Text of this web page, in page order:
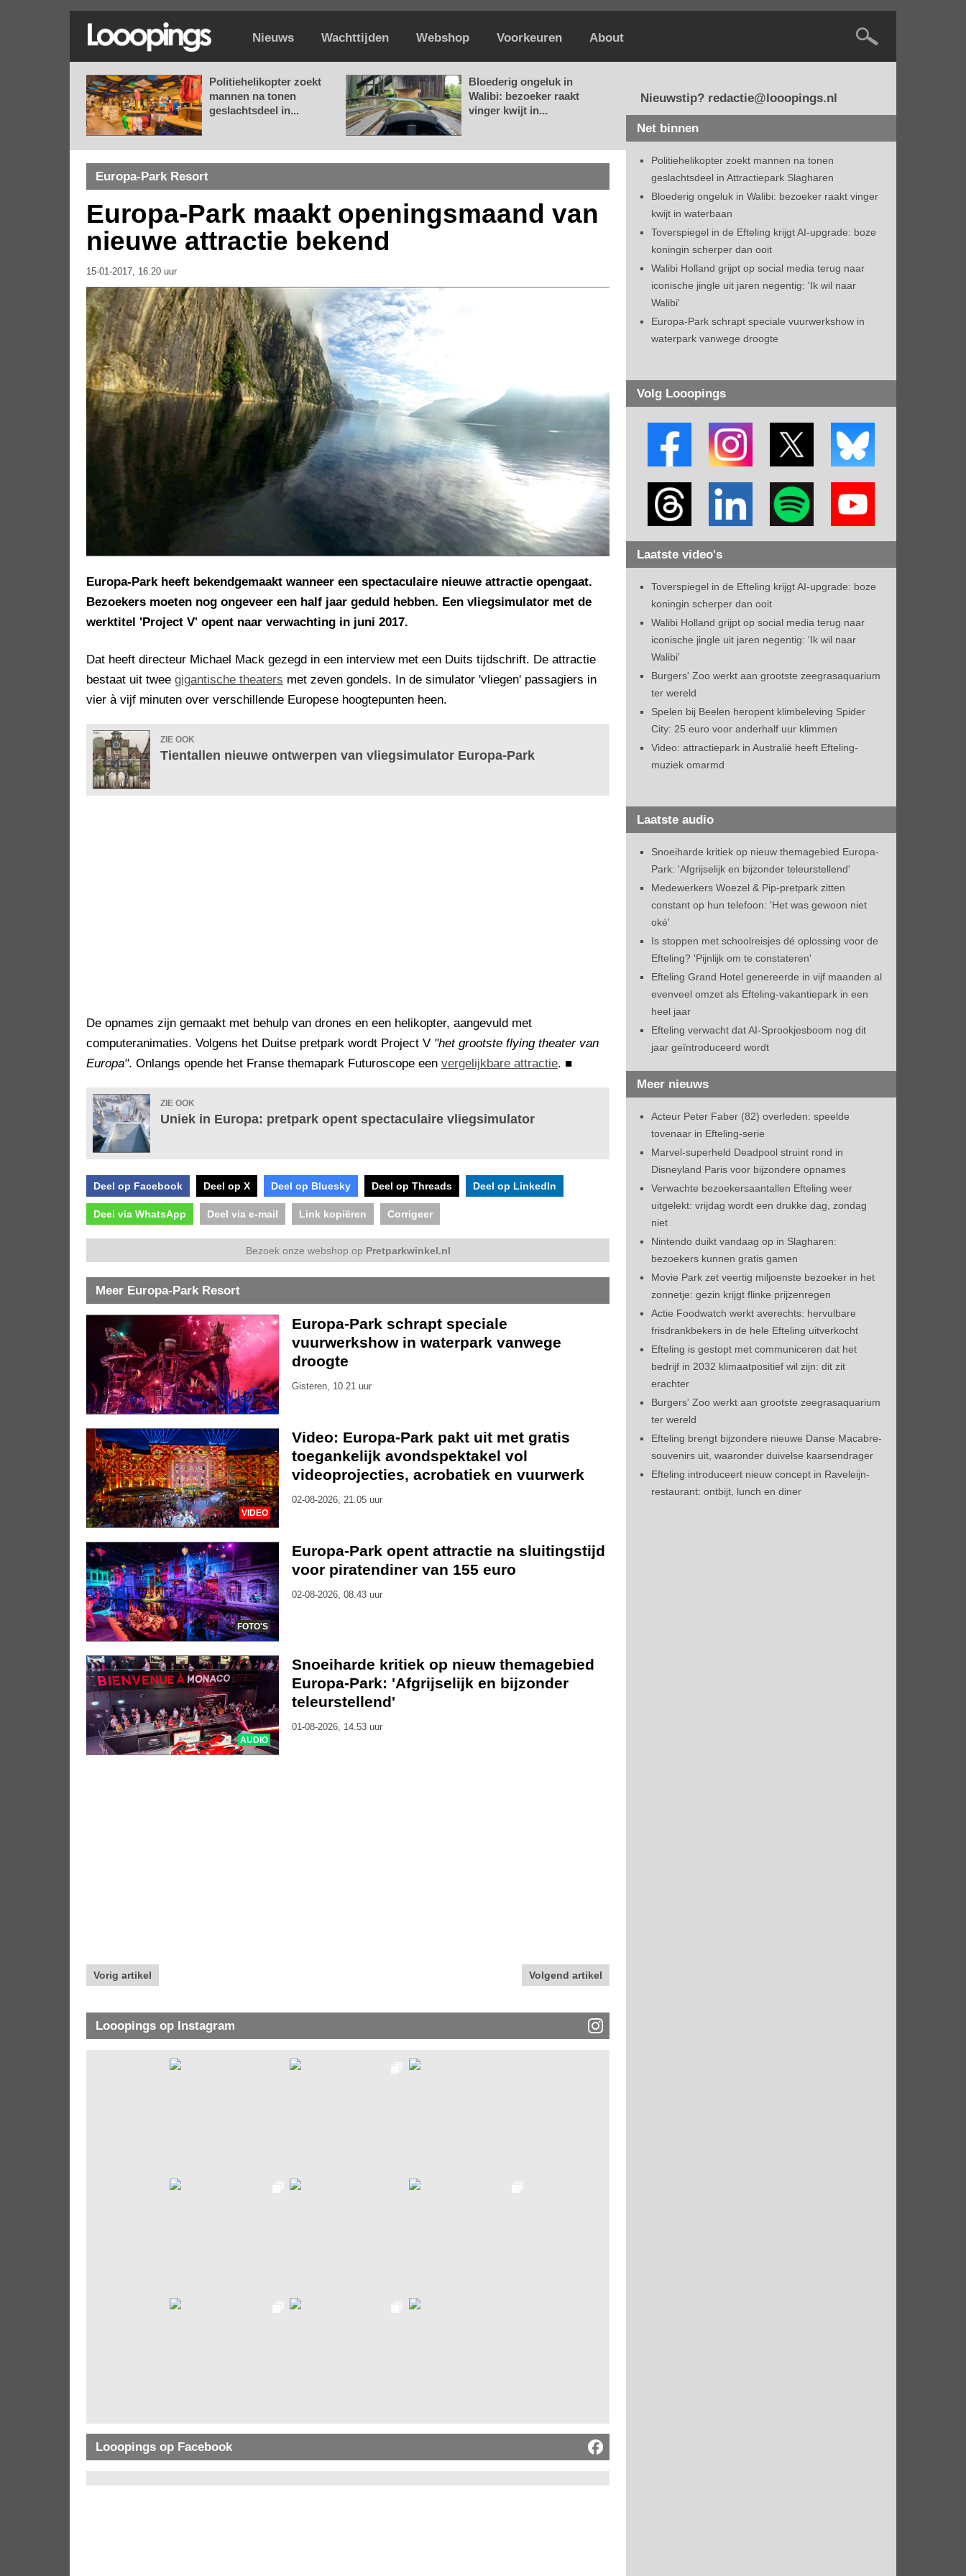
Nieuws Wachttijden Webshop Voorkeuren About
Politiehelikopter zoekt
mannen na tonen
geslachtsdeel in...
Bloederig ongeluk in
Walibi: bezoeker raakt
vinger kwijt in...
Europa-Park Resort
Europa-Park maakt openingsmaand van
nieuwe attractie bekend
15-01-2017, 16.20 uur
Europa-Park heeft bekendgemaakt wanneer een spectaculaire nieuwe attractie opengaat.
Bezoekers moeten nog ongeveer een half jaar geduld hebben. Een vliegsimulator met de
werktitel 'Project V' opent naar verwachting in juni 2017.
Dat heeft directeur Michael Mack gezegd in een interview met een Duits tijdschrift. De attractie
bestaat uit twee gigantische theaters met zeven gondels. In de simulator 'vliegen' passagiers in
vier à vijf minuten over verschillende Europese hoogtepunten heen.
ZIE OOK
Tientallen nieuwe ontwerpen van vliegsimulator Europa-Park
De opnames zijn gemaakt met behulp van drones en een helikopter, aangevuld met
computeranimaties. Volgens het Duitse pretpark wordt Project V "het grootste flying theater van
Europa". Onlangs opende het Franse themapark Futuroscope een vergelijkbare attractie. ■
ZIE OOK
Uniek in Europa: pretpark opent spectaculaire vliegsimulator
Deel op Facebook Deel op X Deel op Bluesky Deel op Threads Deel op LinkedIn
Deel via WhatsApp Deel via e-mail Link kopiëren Corrigeer
Bezoek onze webshop op Pretparkwinkel.nl
Meer Europa-Park Resort
Europa-Park schrapt speciale
vuurwerkshow in waterpark vanwege
droogte
Gisteren, 10.21 uur
VIDEO
Video: Europa-Park pakt uit met gratis
toegankelijk avondspektakel vol
videoprojecties, acrobatiek en vuurwerk
02-08-2026, 21.05 uur
FOTO'S
Europa-Park opent attractie na sluitingstijd
voor piratendiner van 155 euro
02-08-2026, 08.43 uur
AUDIO
Snoeiharde kritiek op nieuw themagebied
Europa-Park: 'Afgrijselijk en bijzonder
teleurstellend'
01-08-2026, 14.53 uur
Vorig artikel Volgend artikel
Looopings op Instagram
Looopings op Facebook
Nieuwstip? redactie@looopings.nl
Net binnen
Politiehelikopter zoekt mannen na tonen
geslachtsdeel in Attractiepark Slagharen
Bloederig ongeluk in Walibi: bezoeker raakt vinger
kwijt in waterbaan
Toverspiegel in de Efteling krijgt AI-upgrade: boze
koningin scherper dan ooit
Walibi Holland grijpt op social media terug naar
iconische jingle uit jaren negentig: 'Ik wil naar
Walibi'
Europa-Park schrapt speciale vuurwerkshow in
waterpark vanwege droogte
Volg Looopings
Laatste video's
Toverspiegel in de Efteling krijgt AI-upgrade: boze
koningin scherper dan ooit
Walibi Holland grijpt op social media terug naar
iconische jingle uit jaren negentig: 'Ik wil naar
Walibi'
Burgers' Zoo werkt aan grootste zeegrasaquarium
ter wereld
Spelen bij Beelen heropent klimbeleving Spider
City: 25 euro voor anderhalf uur klimmen
Video: attractiepark in Australië heeft Efteling-
muziek omarmd
Laatste audio
Snoeiharde kritiek op nieuw themagebied Europa-
Park: 'Afgrijselijk en bijzonder teleurstellend'
Medewerkers Woezel & Pip-pretpark zitten
constant op hun telefoon: 'Het was gewoon niet
oké'
Is stoppen met schoolreisjes dé oplossing voor de
Efteling? 'Pijnlijk om te constateren'
Efteling Grand Hotel genereerde in vijf maanden al
evenveel omzet als Efteling-vakantiepark in een
heel jaar
Efteling verwacht dat AI-Sprookjesboom nog dit
jaar geïntroduceerd wordt
Meer nieuws
Acteur Peter Faber (82) overleden: speelde
tovenaar in Efteling-serie
Marvel-superheld Deadpool struint rond in
Disneyland Paris voor bijzondere opnames
Verwachte bezoekersaantallen Efteling weer
uitgelekt: vrijdag wordt een drukke dag, zondag
niet
Nintendo duikt vandaag op in Slagharen:
bezoekers kunnen gratis gamen
Movie Park zet veertig miljoenste bezoeker in het
zonnetje: gezin krijgt flinke prijzenregen
Actie Foodwatch werkt averechts: hervulbare
frisdrankbekers in de hele Efteling uitverkocht
Efteling is gestopt met communiceren dat het
bedrijf in 2032 klimaatpositief wil zijn: dit zit
erachter
Burgers' Zoo werkt aan grootste zeegrasaquarium
ter wereld
Efteling brengt bijzondere nieuwe Danse Macabre-
souvenirs uit, waaronder duivelse kaarsendrager
Efteling introduceert nieuw concept in Raveleijn-
restaurant: ontbijt, lunch en diner